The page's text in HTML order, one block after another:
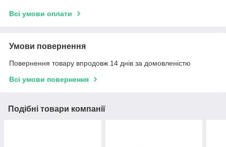
Всі умови оплати
Умови повернення
Повернення товару впродовж 14 днів за домовленістю
Всі умови повернення
Подібні товари компанії